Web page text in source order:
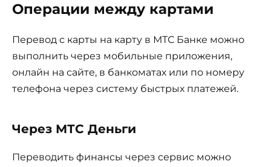
Операции между картами
Перевод с карты на карту в МТС Банке можно
выполнить через мобильные приложения,
онлайн на сайте, в банкоматах или по номеру
телефона через систему быстрых платежей.
Через МТС Деньги
Переводить финансы через сервис можно